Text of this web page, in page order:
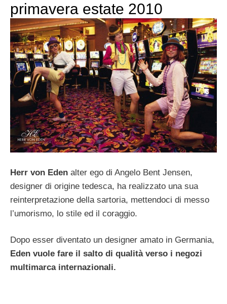
primavera estate 2010
Herr von Eden alter ego di Angelo Bent Jensen,
designer di origine tedesca, ha realizzato una sua
reinterpretazione della sartoria, mettendoci di messo
l’umorismo, lo stile ed il coraggio.
Dopo esser diventato un designer amato in Germania,
Eden vuole fare il salto di qualità verso i negozi
multimarca internazionali.